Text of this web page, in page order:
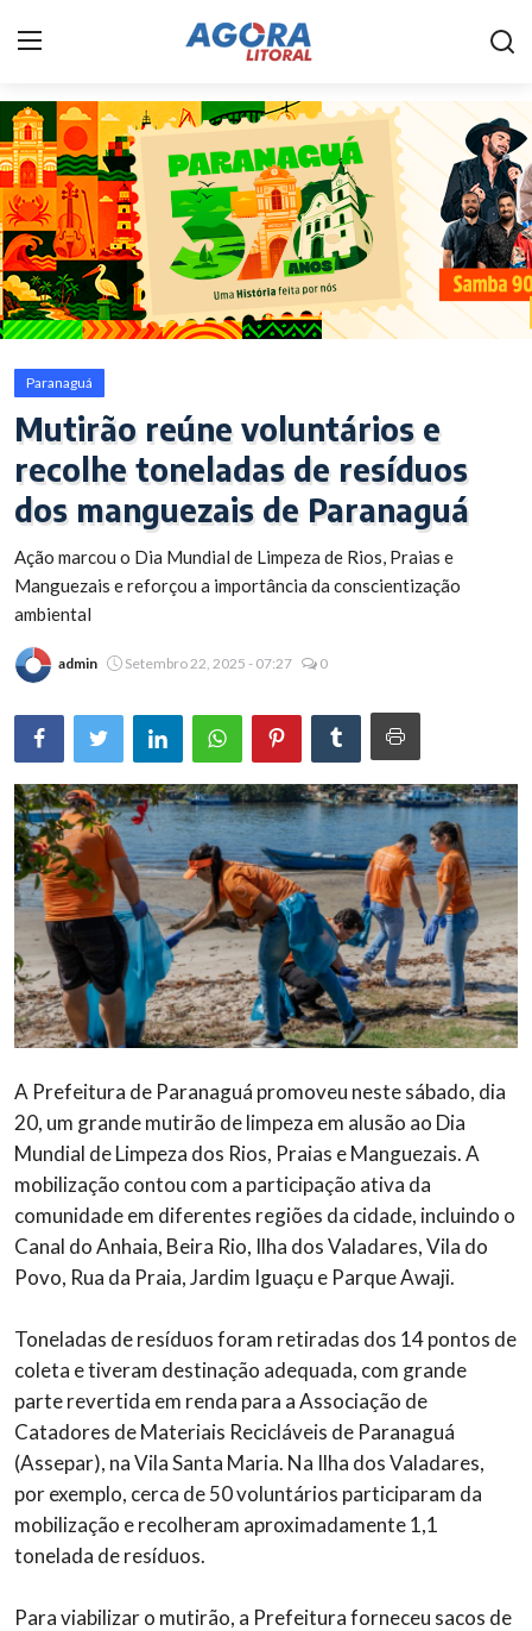
Home
Litoral
Paranaguá
Saúde
Acidente
Paraná
Policial
Brasil
Paranaguá
Mutirão reúne voluntários e
recolhe toneladas de resíduos
dos manguezais de Paranaguá
Ação marcou o Dia Mundial de Limpeza de Rios, Praias e
Manguezais e reforçou a importância da conscientização
ambiental
admin Setembro 22, 2025 - 07:27 0
A Prefeitura de Paranaguá promoveu neste sábado, dia
20, um grande mutirão de limpeza em alusão ao Dia
Mundial de Limpeza dos Rios, Praias e Manguezais. A
mobilização contou com a participação ativa da
comunidade em diferentes regiões da cidade, incluindo o
Canal do Anhaia, Beira Rio, Ilha dos Valadares, Vila do
Povo, Rua da Praia, Jardim Iguaçu e Parque Awaji.
Toneladas de resíduos foram retiradas dos 14 pontos de
coleta e tiveram destinação adequada, com grande
parte revertida em renda para a Associação de
Catadores de Materiais Recicláveis de Paranaguá
(Assepar), na Vila Santa Maria. Na Ilha dos Valadares,
por exemplo, cerca de 50 voluntários participaram da
mobilização e recolheram aproximadamente 1,1
tonelada de resíduos.
Para viabilizar o mutirão, a Prefeitura forneceu sacos de